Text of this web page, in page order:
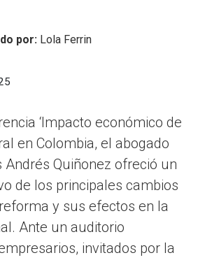
por: Lola Ferrin
‘Impacto económico de
en Colombia, el abogado
Andrés Quiñonez ofreció un
de los principales cambios
y sus efectos en la
Ante un auditorio
invitados por la